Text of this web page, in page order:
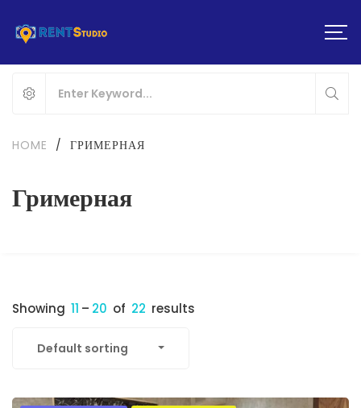
Гримерная
HOME / ГРИМЕРНАЯ
Showing 11 – 20 of 22 results
Default sorting